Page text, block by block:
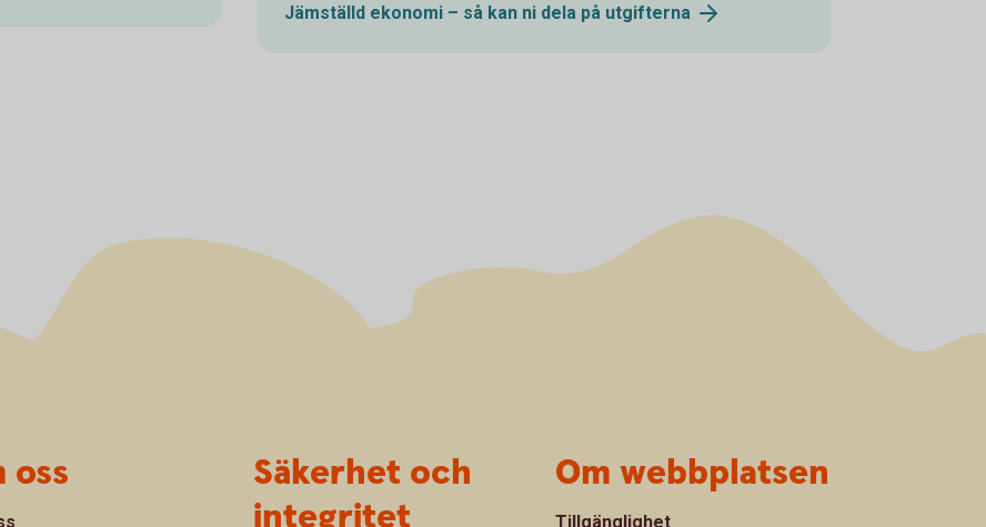
Jämställd ekonomi – så kan ni dela på utgifterna
oss
Säkerhet och
integritet
Om webbplatsen
Tillgänglighet